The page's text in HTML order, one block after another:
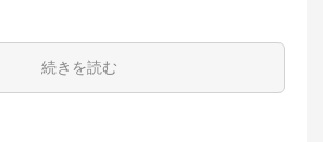
続きを読む